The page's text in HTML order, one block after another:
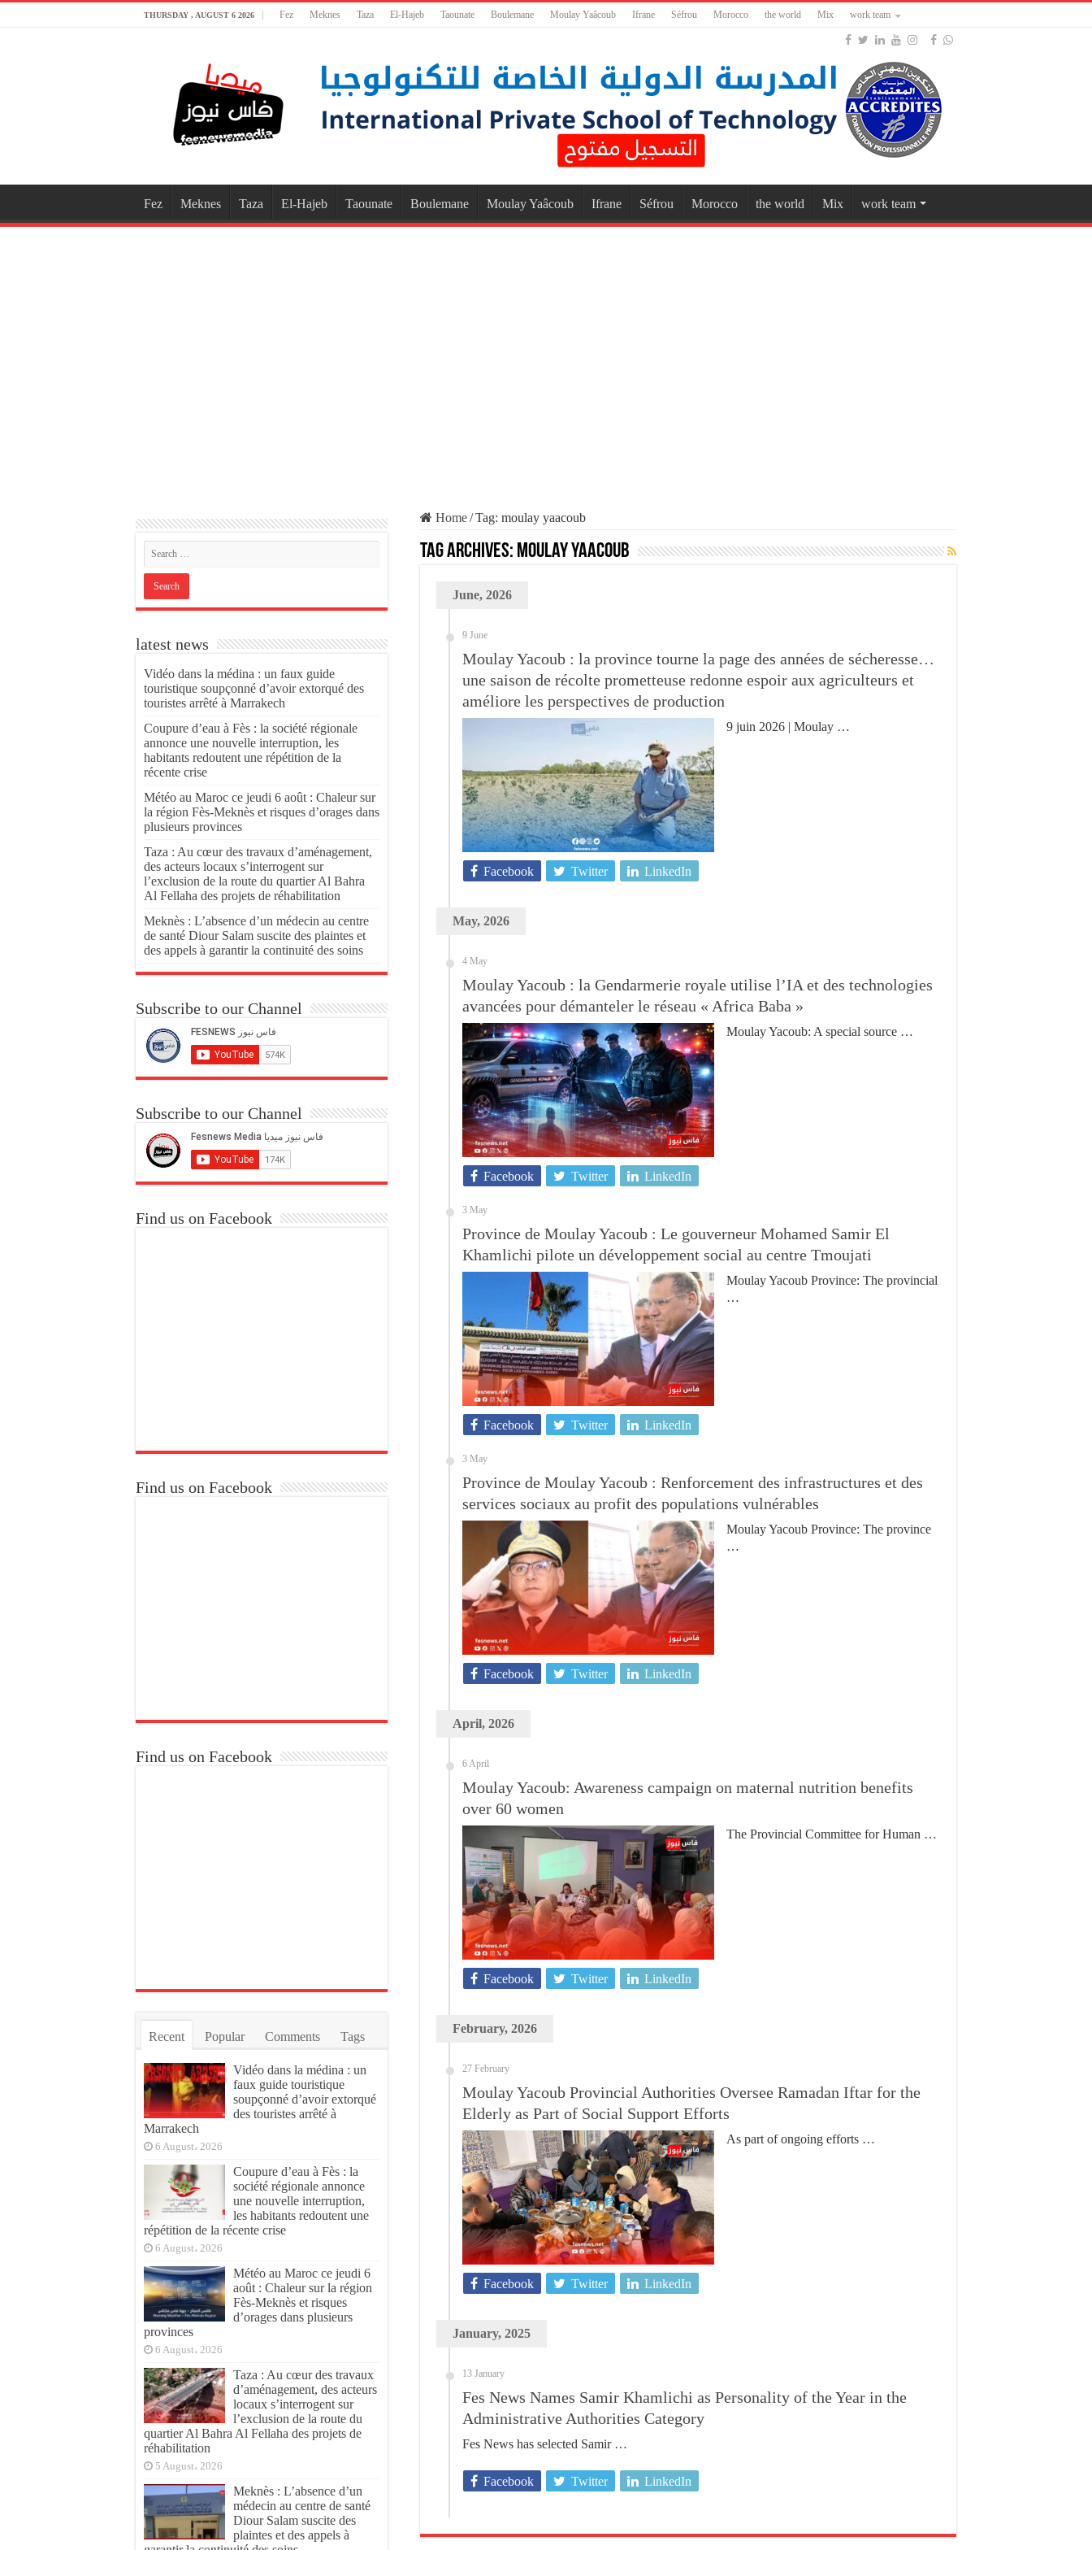
THURSDAY , AUGUST 6 2026 Fez Meknes Taza El-Hajeb Taounate Boulemane Moulay Yaâcoub Ifrane Séfrou Morocco the world Mix work team
Fez Meknes Taza El-Hajeb Taounate Boulemane Moulay Yaâcoub Ifrane Séfrou Morocco the world Mix work team
Home/Tag: moulay yaacoub
Tag Archives: moulay yaacoub
June, 2026
9 June
Moulay Yacoub : la province tourne la page des années de sécheresse…
une saison de récolte prometteuse redonne espoir aux agriculteurs et
améliore les perspectives de production
9 juin 2026 | Moulay …
Facebook Twitter LinkedIn
May, 2026
4 May
Moulay Yacoub : la Gendarmerie royale utilise l’IA et des technologies
avancées pour démanteler le réseau « Africa Baba »
Moulay Yacoub: A special source …
Facebook Twitter LinkedIn
3 May
Province de Moulay Yacoub : Le gouverneur Mohamed Samir El
Khamlichi pilote un développement social au centre Tmoujati
Moulay Yacoub Province: The provincial
…
Facebook Twitter LinkedIn
3 May
Province de Moulay Yacoub : Renforcement des infrastructures et des
services sociaux au profit des populations vulnérables
Moulay Yacoub Province: The province
…
Facebook Twitter LinkedIn
April, 2026
6 April
Moulay Yacoub: Awareness campaign on maternal nutrition benefits
over 60 women
The Provincial Committee for Human …
Facebook Twitter LinkedIn
February, 2026
27 February
Moulay Yacoub Provincial Authorities Oversee Ramadan Iftar for the
Elderly as Part of Social Support Efforts
As part of ongoing efforts …
Facebook Twitter LinkedIn
January, 2025
13 January
Fes News Names Samir Khamlichi as Personality of the Year in the
Administrative Authorities Category
Fes News has selected Samir …
Facebook Twitter LinkedIn
latest news
Vidéo dans la médina : un faux guide
touristique soupçonné d’avoir extorqué des
touristes arrêté à Marrakech
Coupure d’eau à Fès : la société régionale
annonce une nouvelle interruption, les
habitants redoutent une répétition de la
récente crise
Météo au Maroc ce jeudi 6 août : Chaleur sur
la région Fès-Meknès et risques d’orages dans
plusieurs provinces
Taza : Au cœur des travaux d’aménagement,
des acteurs locaux s’interrogent sur
l’exclusion de la route du quartier Al Bahra
Al Fellaha des projets de réhabilitation
Meknès : L’absence d’un médecin au centre
de santé Diour Salam suscite des plaintes et
des appels à garantir la continuité des soins
Subscribe to our Channel
Subscribe to our Channel
Find us on Facebook
Find us on Facebook
Find us on Facebook
Recent Popular Comments Tags
Vidéo dans la médina : un
faux guide touristique
soupçonné d’avoir extorqué
des touristes arrêté à
Marrakech
6 August، 2026
Coupure d’eau à Fès : la
société régionale annonce
une nouvelle interruption,
les habitants redoutent une
répétition de la récente crise
6 August، 2026
Météo au Maroc ce jeudi 6
août : Chaleur sur la région
Fès-Meknès et risques
d’orages dans plusieurs
provinces
6 August، 2026
Taza : Au cœur des travaux
d’aménagement, des acteurs
locaux s’interrogent sur
l’exclusion de la route du
quartier Al Bahra Al Fellaha des projets de
réhabilitation
5 August، 2026
Meknès : L’absence d’un
médecin au centre de santé
Diour Salam suscite des
plaintes et des appels à